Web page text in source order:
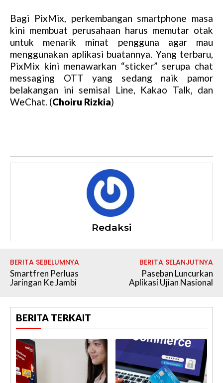
Bagi PixMix, perkembangan smartphone masa
kini membuat perusahaan harus memutar otak
untuk menarik minat pengguna agar mau
menggunakan aplikasi buatannya. Yang terbaru,
PixMix kini menawarkan “sticker” serupa chat
messaging OTT yang sedang naik pamor
belakangan ini semisal Line, Kakao Talk, dan
WeChat. (Choiru Rizkia)
Redaksi
BERITA SEBELUMNYA
Smartfren Perluas
Jaringan Ke Jambi
BERITA SELANJUTNYA
Paseban Luncurkan
Aplikasi Ujian Nasional
BERITA TERKAIT